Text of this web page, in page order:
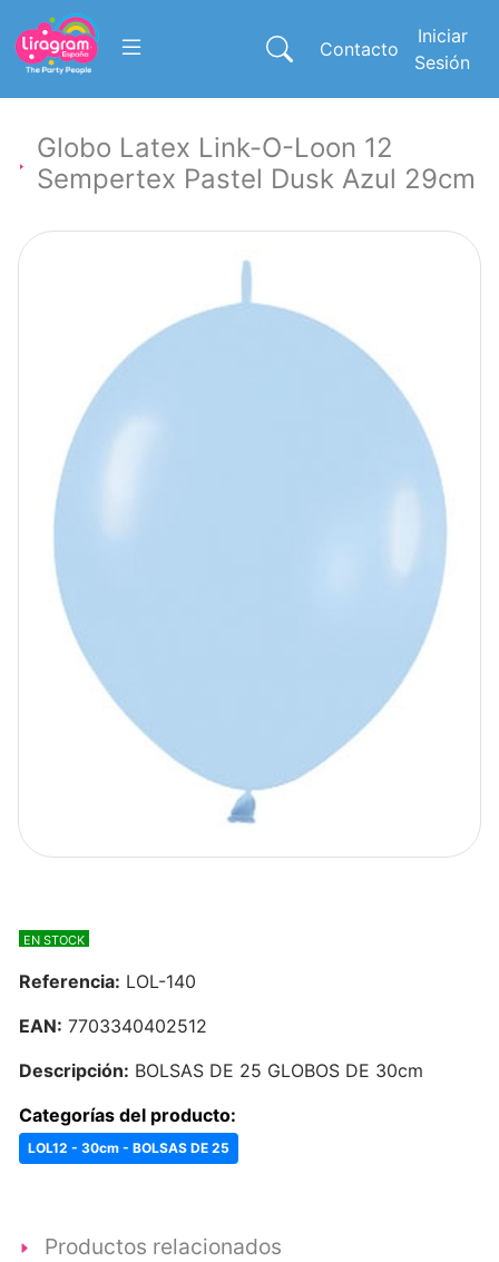
Contacto
Iniciar
Sesión
Globo Latex Link-O-Loon 12
Sempertex Pastel Dusk Azul 29cm
EN STOCK
Referencia: LOL-140
EAN: 7703340402512
Descripción: BOLSAS DE 25 GLOBOS DE 30cm
Categorías del producto:
LOL12 - 30cm - BOLSAS DE 25
Productos relacionados